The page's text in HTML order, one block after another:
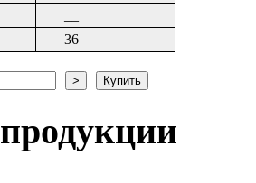
36
продукции